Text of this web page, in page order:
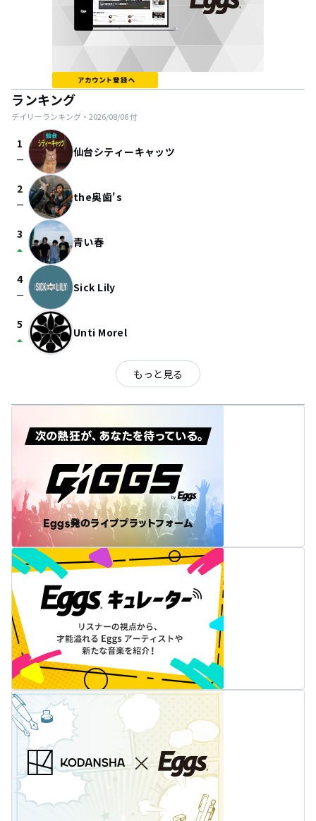
ランキング
デイリーランキング・ 2026/08/06付
1
check_indeterminate_small 仙台シティーキャッツ
2
check_indeterminate_small the奥歯's
3
arrow_drop_up 青い春
4
check_indeterminate_small Sick Lily
5
arrow_drop_up Unti Morel
もっと見る